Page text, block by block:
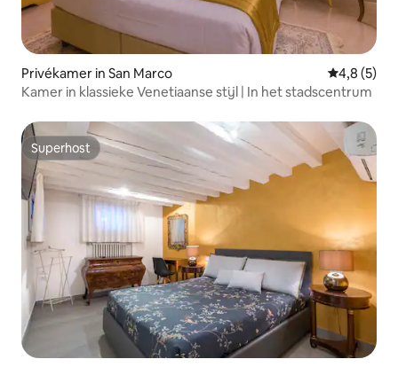
Privékamer in San Marco
4,8 (5)
Kamer in klassieke Venetiaanse stijl | In het stadscentrum
Superhost
Superhost